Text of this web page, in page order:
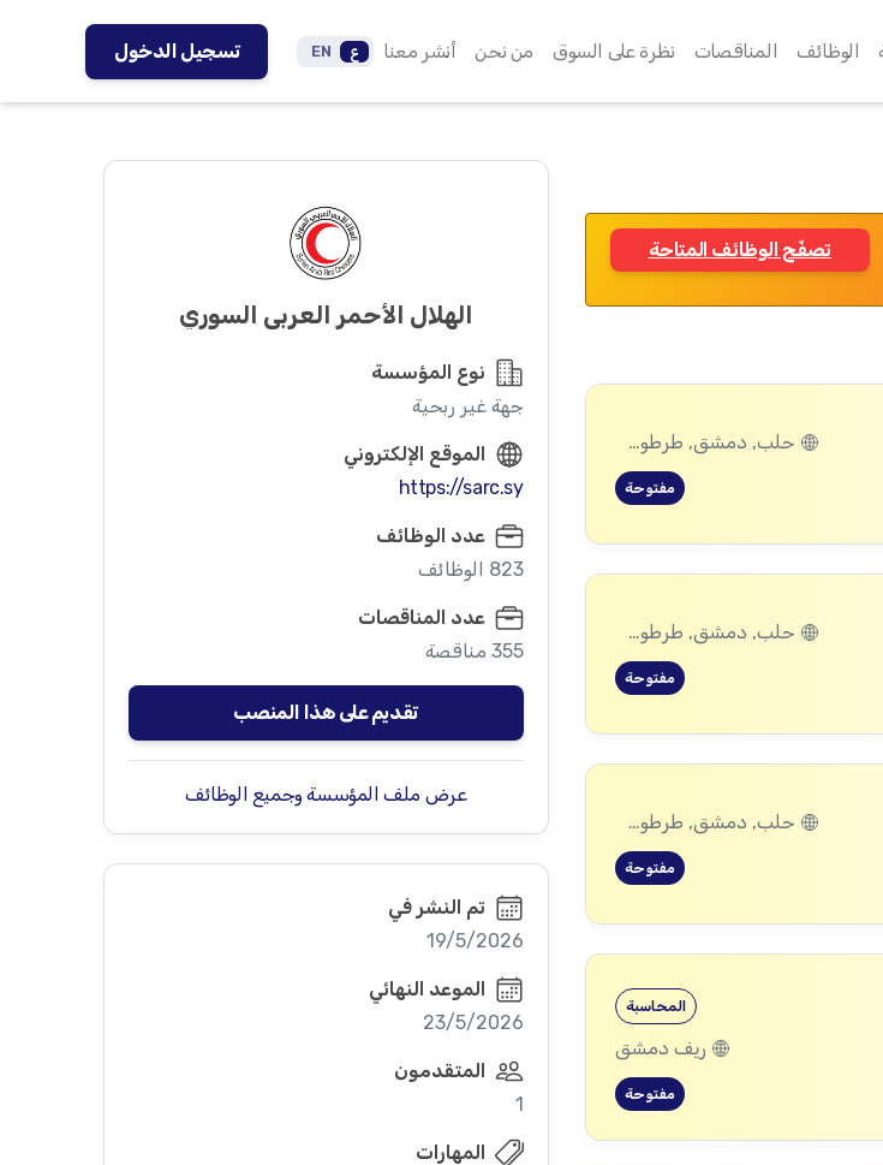
الوظائف المناقصات نظرة على السوق من نحن أنشر معنا ع EN تسجيل الدخول
تصفّح الوظائف المتاحة
حلب, دمشق, طرطوس, ريف دمشق, ديرالزور, درعا, السويداء, إدلب, القنيطرة, اللاذقية, الرقة, حمص, الحسكة, حماة
مفتوحة
حلب, دمشق, طرطوس, ريف دمشق, ديرالزور, درعا, السويداء, إدلب, القنيطرة, اللاذقية, الرقة, حمص, الحسكة, حماة
مفتوحة
حلب, دمشق, طرطوس, ريف دمشق, ديرالزور, درعا, السويداء, إدلب, القنيطرة, اللاذقية, الرقة, حمص, الحسكة, حماة
مفتوحة
المحاسبة
ريف دمشق
مفتوحة
الهلال الأحمر العربي السوري
نوع المؤسسة
جهة غير ربحية
الموقع الإلكتروني
https://sarc.sy
عدد الوظائف
823 الوظائف
عدد المناقصات
355 مناقصة
تقديم على هذا المنصب
عرض ملف المؤسسة وجميع الوظائف
تم النشر في
19/5/2026
الموعد النهائي
23/5/2026
المتقدمون
1
المهارات